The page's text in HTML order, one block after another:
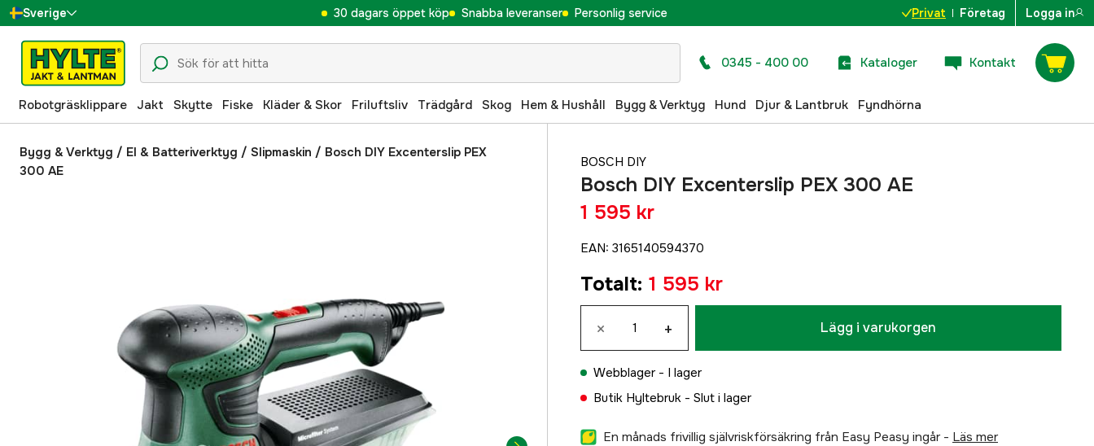
Sverige
Danmark
Suomi
Norge
Deutschland
30 dagars öppet köp Snabba leveranser Personlig service Privat Företag Logga in
0345 - 400 00 Kataloger Kontakt
Robotgräsklippare Jakt Skytte Fiske Kläder & Skor Friluftsliv Trädgård Skog Hem & Hushåll Bygg & Verktyg Hund Djur & Lantbruk Fyndhörna
Bygg & Verktyg / El & Batteriverktyg / Slipmaskin / Bosch DIY Excenterslip PEX
300 AE
BOSCH DIY
Bosch DIY Excenterslip PEX 300 AE
1 595 kr
EAN: 3165140594370
Totalt: 1 595 kr
× + Lägg i varukorgen
Webblager - I lager
Butik Hyltebruk - Slut i lager
En månads frivillig självriskförsäkring från Easy Peasy ingår - läs mer